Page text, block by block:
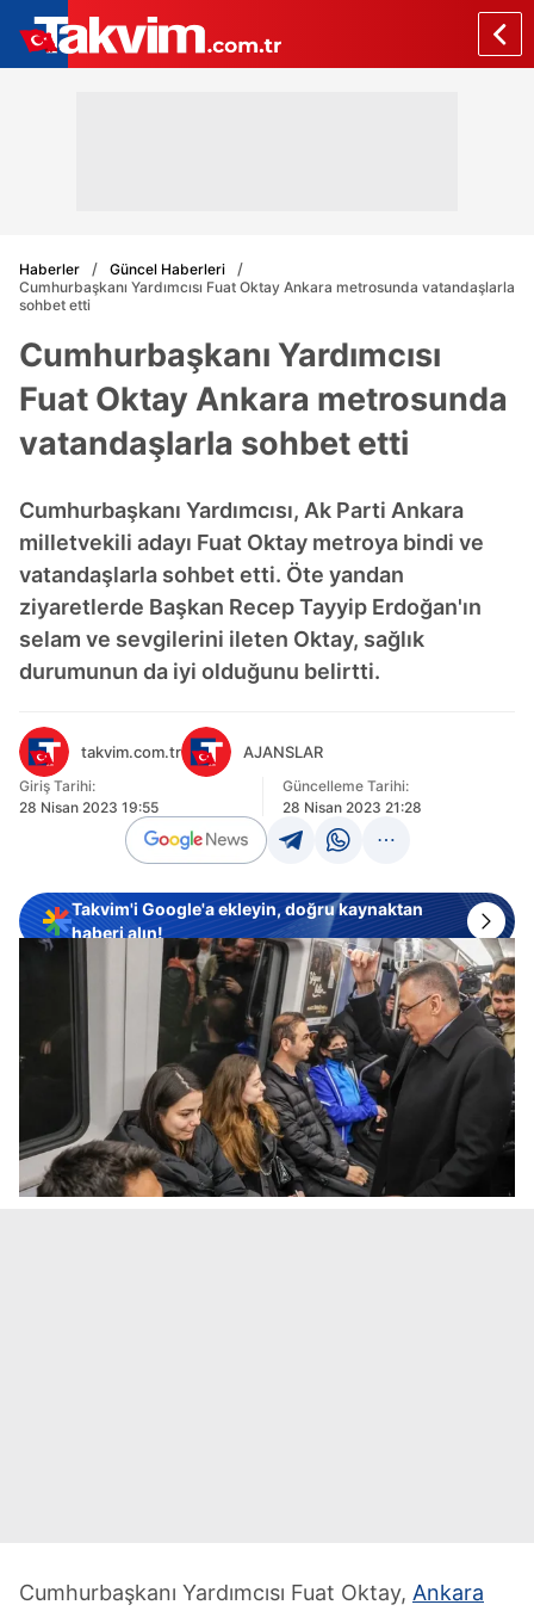
Haberler
Güncel Haberleri
Cumhurbaşkanı Yardımcısı Fuat Oktay Ankara metrosunda vatandaşlarla
sohbet etti
Cumhurbaşkanı Yardımcısı
Fuat Oktay Ankara metrosunda
vatandaşlarla sohbet etti
Cumhurbaşkanı Yardımcısı, Ak Parti Ankara
milletvekili adayı Fuat Oktay metroya bindi ve
vatandaşlarla sohbet etti. Öte yandan
ziyaretlerde Başkan Recep Tayyip Erdoğan'ın
selam ve sevgilerini ileten Oktay, sağlık
durumunun da iyi olduğunu belirtti.
takvim.com.tr AJANSLAR
Giriş Tarihi:
28 Nisan 2023 19:55
Güncelleme Tarihi:
28 Nisan 2023 21:28
Takvim'i Google'a ekleyin, doğru kaynaktan
haberi alın!
Cumhurbaşkanı Yardımcısı Fuat Oktay, Ankara